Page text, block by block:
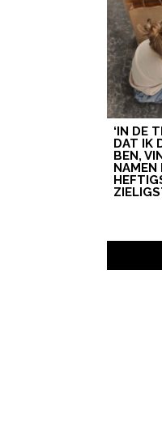
‘IN DE
DAT IK
BEN,
NAMEN